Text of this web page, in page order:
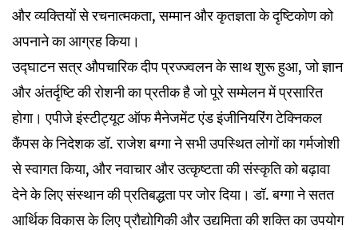
और व्यक्तियों से रचनात्मकता, सम्मान और कृतज्ञता के दृष्टिकोण को
अपनाने का आग्रह किया।
उद्घाटन सत्र औपचारिक दीप प्रज्ज्वलन के साथ शुरू हुआ, जो ज्ञान
और अंतर्दृष्टि की रोशनी का प्रतीक है जो पूरे सम्मेलन में प्रसारित
होगा। एपीजे इंस्टीट्यूट ऑफ मैनेजमेंट एंड इंजीनियरिंग टेक्निकल
कैंपस के निदेशक डॉ. राजेश बग्गा ने सभी उपस्थित लोगों का गर्मजोशी
से स्वागत किया, और नवाचार और उत्कृष्टता की संस्कृति को बढ़ावा
देने के लिए संस्थान की प्रतिबद्धता पर जोर दिया। डॉ. बग्गा ने सतत
आर्थिक विकास के लिए प्रौद्योगिकी और उद्यमिता की शक्ति का उपयोग